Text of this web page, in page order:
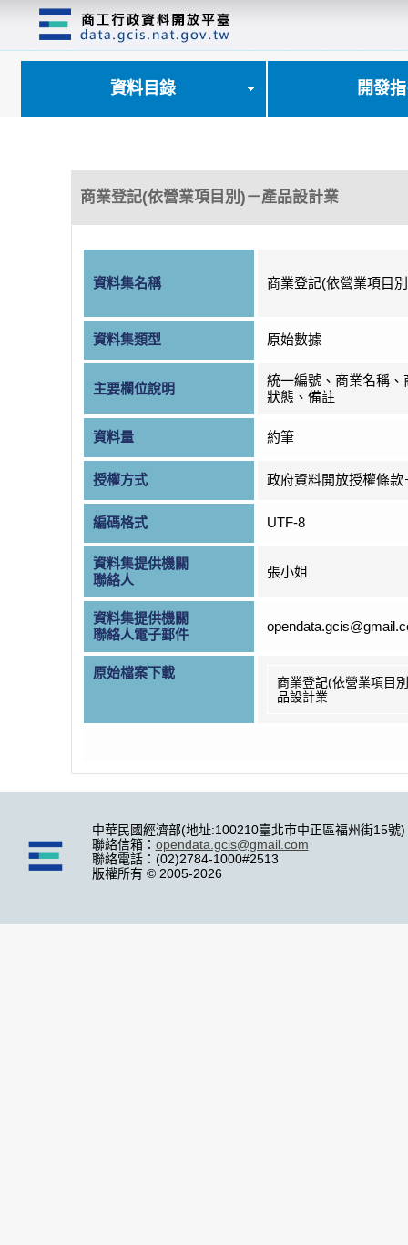
資料目錄 開發
商業登記(依營業項目別)－產品設計業
資料集名稱 商業登記(依營業項目
資料集類型 原始數據
主要欄位說明
統一編號、商業名稱、
狀態、備註
資料量 約筆
授權方式 政府資料開放授權條款
編碼格式 UTF-8
資料集提供機關
聯絡人
張小姐
資料集提供機關
聯絡人電子郵件
原始檔案下載
商業登記(依營業項目
品設計業
中華民國經濟部(地址:100210臺北市中正區福州街15號)
聯絡信箱： opendata.gcis@gmail.com
聯絡電話：(02)2784-1000#2513
版權所有 © 2005-2026